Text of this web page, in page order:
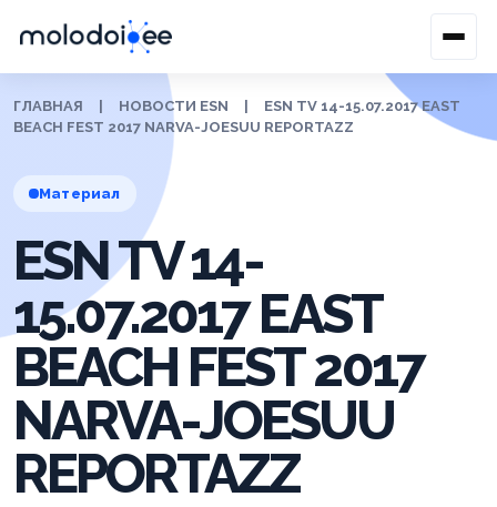
ГЛАВНАЯ НОВОСТИ ESN
ESN TV 14-15.07.2017 EAST
BEACH FEST 2017 NARVA-JOESUU REPORTAZZ
Материал
ESN TV 14-
15.07.2017 EAST
BEACH FEST 2017
NARVA-JOESUU
REPORTAZZ